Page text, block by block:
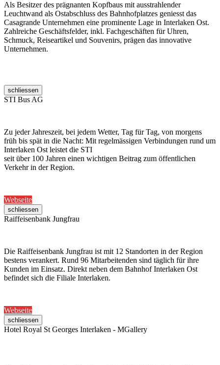
Als Besitzer des prägnanten Kopfbaus mit ausstrahlender
Leuchtwand als Ostabschluss des Bahnhofplatzes geniesst das
Casagrande Unternehmen eine prominente Lage in Interlaken Ost.
Zahlreiche Geschäftsfelder, inkl. Fachgeschäften für Uhren,
Schmuck, Reiseartikel und Souvenirs, prägen das innovative
Unternehmen.
schliessen
STI Bus AG
Zu jeder Jahreszeit, bei jedem Wetter, Tag für Tag, von morgens
früh bis spät in die Nacht: Mit regelmässigen Verbindungen rund um
Interlaken Ost leistet die STI
seit über 100 Jahren einen wichtigen Beitrag zum öffentlichen
Verkehr in der Region.
Webseite
schliessen
Raiffeisenbank Jungfrau
Die Raiffeisenbank Jungfrau ist mit 12 Standorten in der Region
bestens verankert. Rund 96 Mitarbeitenden sind täglich für ihre
Kunden im Einsatz. Direkt neben dem Bahnhof Interlaken Ost
befindet sich die Filiale Interlaken.
Webseite
schliessen
Hotel Royal St Georges Interlaken - MGallery